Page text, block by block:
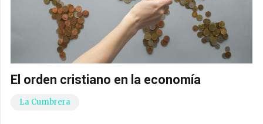
El orden cristiano en la economía
La Cumbrera